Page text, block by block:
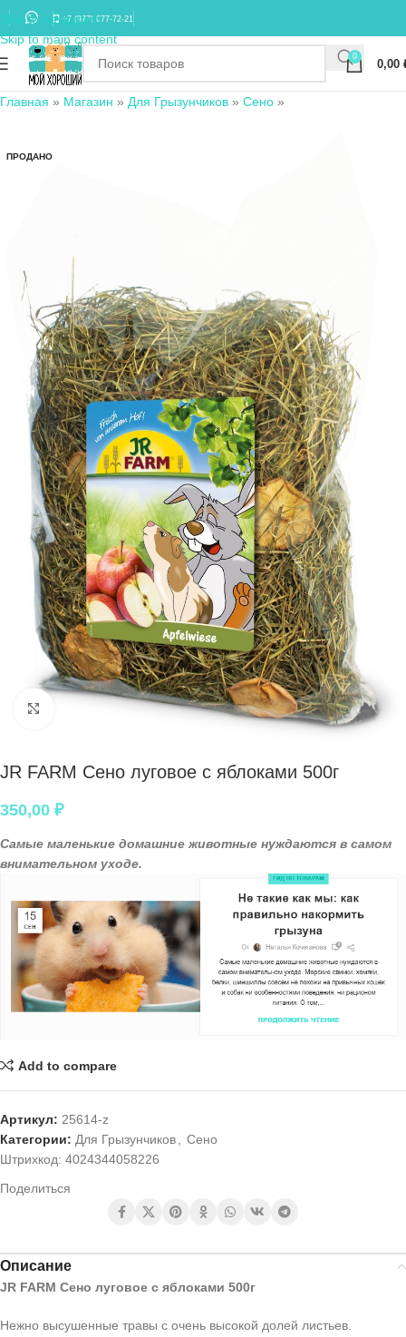
Skip to navigation
Skip to main content
+7 (977) 677-72-21
0
0,00
Главная » Магазин » Для Грызунчиков » Сено »
ПРОДАНО
Нажмите, чтобы увеличить
JR FARM Сено луговое с яблоками 500г
350,00 ₽
Самые маленькие домашние животные нуждаются в самом
внимательном уходе.
Add to compare
Артикул: 25614-z
Категории: Для Грызунчиков, Сено
Штрихкод: 4024344058226
Поделиться
Описание
JR FARM Сено луговое с яблоками 500г
Нежно высушенные травы с очень высокой долей листьев.